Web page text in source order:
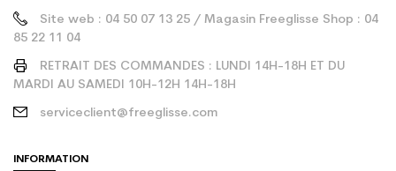
Site web : 04 50 07 13 25 / Magasin Freeglisse Shop : 04
85 22 11 04
RETRAIT DES COMMANDES : LUNDI 14H-18H ET DU
MARDI AU SAMEDI 10H-12H 14H-18H
serviceclient@freeglisse.com
INFORMATION